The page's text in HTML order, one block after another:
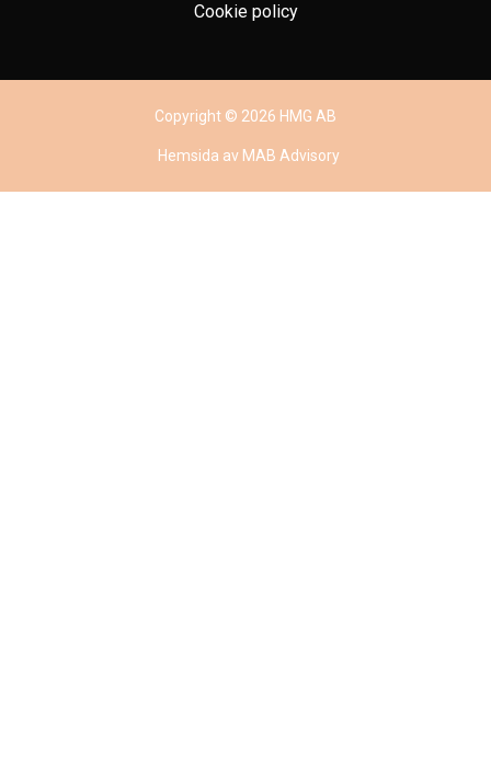
Cookie policy
Copyright © 2026 HMG AB
Hemsida av MAB Advisory